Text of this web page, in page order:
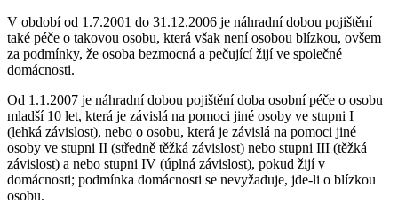
V období od 1.7.2001 do 31.12.2006 je náhradní dobou pojištění
také péče o takovou osobu, která však není osobou blízkou, ovšem
za podmínky, že osoba bezmocná a pečující žijí ve společné
domácnosti.
Od 1.1.2007 je náhradní dobou pojištění doba osobní péče o osobu
mladší 10 let, která je závislá na pomoci jiné osoby ve stupni I
(lehká závislost), nebo o osobu, která je závislá na pomoci jiné
osoby ve stupni II (středně těžká závislost) nebo stupni III (těžká
závislost) a nebo stupni IV (úplná závislost), pokud žijí v
domácnosti; podmínka domácnosti se nevyžaduje, jde-li o blízkou
osobu.